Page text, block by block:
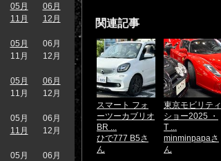
関連記事
スマート フォ
ーツーカブリオ
BR ...
ひで777 B5さ
ん
東京モビリティ
ショー2025 ・
T ...
minminpapaさ
ん
05月
06月
11月
12月
05月
06月
11月
12月
05月
06月
11月
12月
05月
06月
11月
12月
05月
06月